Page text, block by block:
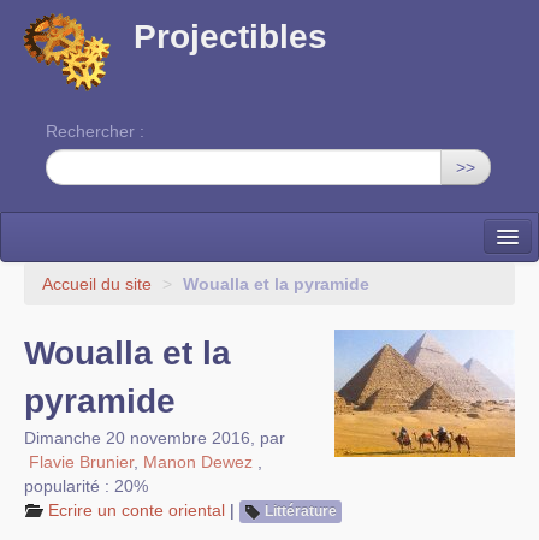
Projectibles
Rechercher :
>>
La ruche
EDITO
Accueil du site > Woualla et la pyramide
Woualla et la
pyramide
Dimanche 20 novembre 2016
par
Flavie Brunier, Manon Dewez
popularité : 20%
Ecrire un conte oriental | Littérature